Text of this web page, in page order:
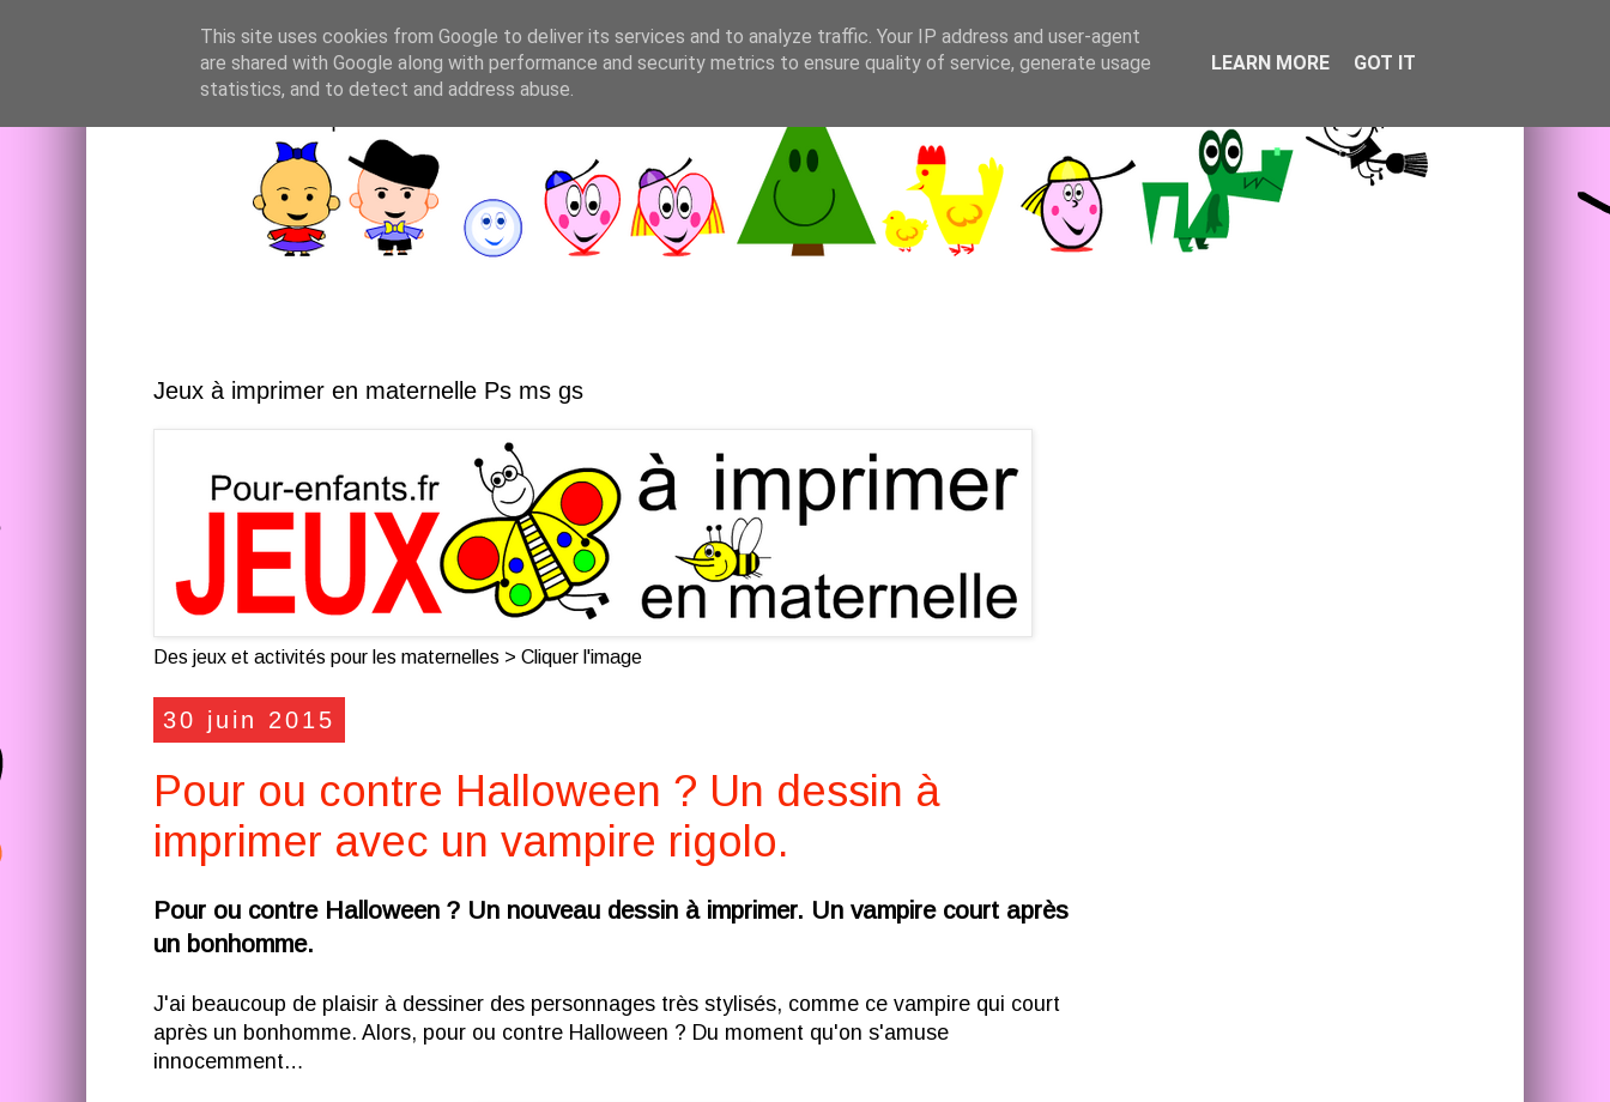
Jeux à imprimer en maternelle Ps ms gs
Des jeux et activités pour les maternelles > Cliquer l'image
30 juin 2015
Pour ou contre Halloween ? Un dessin à
imprimer avec un vampire rigolo.
Pour ou contre Halloween ? Un nouveau dessin à imprimer. Un vampire court après
un bonhomme.
J'ai beaucoup de plaisir à dessiner des personnages très stylisés, comme ce vampire qui court
après un bonhomme. Alors, pour ou contre Halloween ? Du moment qu'on s'amuse
innocemment…
This site uses cookies from Google to deliver its services and to analyze traffic. Your IP address and user-agent
are shared with Google along with performance and security metrics to ensure quality of service, generate usage
statistics, and to detect and address abuse.
LEARN MORE GOT IT